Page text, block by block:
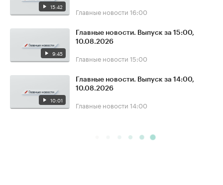
15:42 Главные новости 16:00
9:45
Главные новости. Выпуск за 15:00,
10.08.2026
Главные новости 15:00
10:01
Главные новости. Выпуск за 14:00,
10.08.2026
Главные новости 14:00